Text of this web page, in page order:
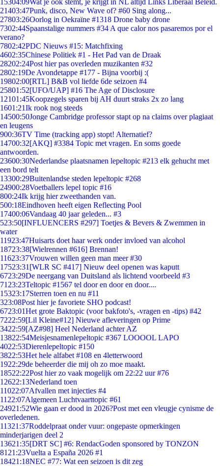
15304:09Wat je ook stemt, je krijgt in NL altijd Links Liberaal Beleid.
21403:47Punk, disco, New Wave of? #60 Sing along...
27803:26Oorlog in Oekraïne #1318 Drone baby drone
7302:44Spaanstalige nummers #34 A que calor nos pasaremos por el
verano?
7802:42PDC Nieuws #15: Matchfixing
4602:35Chinese Politiek #1 - Het Pad van de Draak
28202:24Post hier pas overleden muzikanten #32
2802:19De Avondetappe #177 - Bijna voorbij :(
19802:00[RTL] B&B vol liefde 6de seizoen #4
25801:52[UFO/UAP] #16 The Age of Disclosure
12101:45Koopzegels sparen bij AH duurt straks 2x zo lang
1601:21Ik rook nog steeds
14500:50Jonge Cambridge professor stapt op na claims over plagiaat
en leugens
900:36TV Time (tracking app) stopt! Alternatief?
14700:32[AKQ] #3384 Topic met vragen. En soms goede
antwoorden.
23600:30Nederlandse plaatsnamen lepeltopic #213 elk gehucht met
een bord telt
13300:29Buitenlandse steden lepeltopic #268
24900:28Voetballers lepel topic #16
800:24Ik krijg hier zweethanden van.
500:18Eindhoven heeft eigen Reflecting Pool
17400:06Vandaag 40 jaar geleden... #3
523:50[INFLUENCERS #297] Toetjes & Bevers & Zwemmen in
water
11923:47Huisarts doet haar werk onder invloed van alcohol
18723:38[Wielrennen #616] Brennan!
11623:37Vrouwen willen geen man meer #30
17523:31 [WLR SC #417] Nieuw deel openen was kaputt
6723:29De neergang van Duitsland als lichtend voorbeeld #3
71 23:23Teltopic #1567 tel door en door en door....
15323:17Sterren toen en nu #11
323:08Post hier je favoriete SHO podcast!
6723:01Het grote Baktopic (voor bakfoto's, -vragen en -tips) #42
7222:59[Lil Kleine#12] Nieuwe afleveringen op Prime
3422:59[AZ#98] Heel Nederland achter AZ
13822:54Meisjesnamenlepeltopic #367 LOOOOL LAPO
4022:53Dierenlepeltopic #150
3822:53Het hele alfabet #108 en 4letterwoord
1922:29de beheerder die mij oh zo moe maakt.
18522:22Post hier zo vaak mogelijk om 22:22 uur #76
12622:13Nederland toen
11022:07Afvallen met injecties #4
11 22:07Algemeen Luchtvaarttopic #61
24921:52Wie gaan er dood in 2026?Post met een vleugje cynisme de
overledenen.
11321:37Roddelpraat onder vuur: ongepaste opmerkingen
minderjarigen deel 2
13621:35[DRT SC] #6: RendacGoden sponsored by TONZON
81 21:23Vuelta a España 2026 #1
18421:18NEC #77: Wat een seizoen is dit zeg